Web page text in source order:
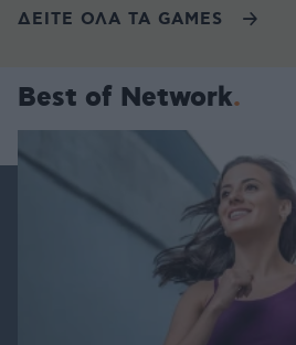
ΔΕΙΤΕ ΟΛΑ ΤΑ GAMES
Best of Network